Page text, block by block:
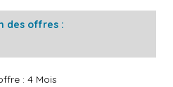
des offres :
: 4 Mois